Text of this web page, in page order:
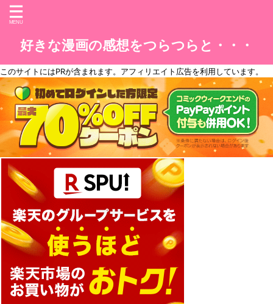
好きな漫画の感想をつらつらと・・・
このサイトにはPRが含まれます。アフィリエイト広告を利用しています。